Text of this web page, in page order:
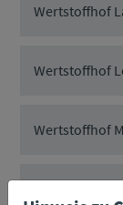
Wertstoffhof
Wertstoffhof
Wertstoffhof